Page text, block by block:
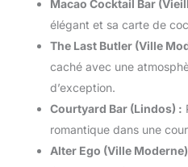
Macao Cocktail Bar
élégant et sa carte de
The Last Butler (Ville
caché avec une
d’exception.
Courtyard Bar (Lindos) :
romantique dans une
Alter Ego (Ville